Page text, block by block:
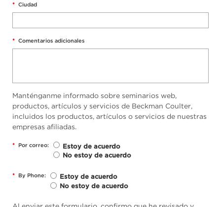
* Ciudad
* Comentarios adicionales
Manténganme informado sobre seminarios web,
productos, artículos y servicios de Beckman Coulter,
incluidos los productos, artículos o servicios de nuestras
empresas afiliadas.
* Por correo:
Estoy de acuerdo
No estoy de acuerdo
* By Phone:
Estoy de acuerdo
No estoy de acuerdo